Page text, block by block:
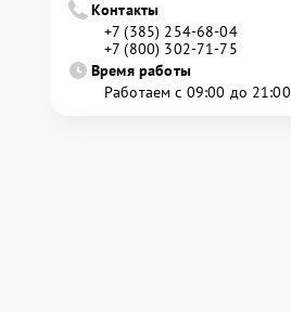
Контакты
+7 (385) 254-68-04
+7 (800) 302-71-75
Время работы
Работаем с 09:00 до 21:00